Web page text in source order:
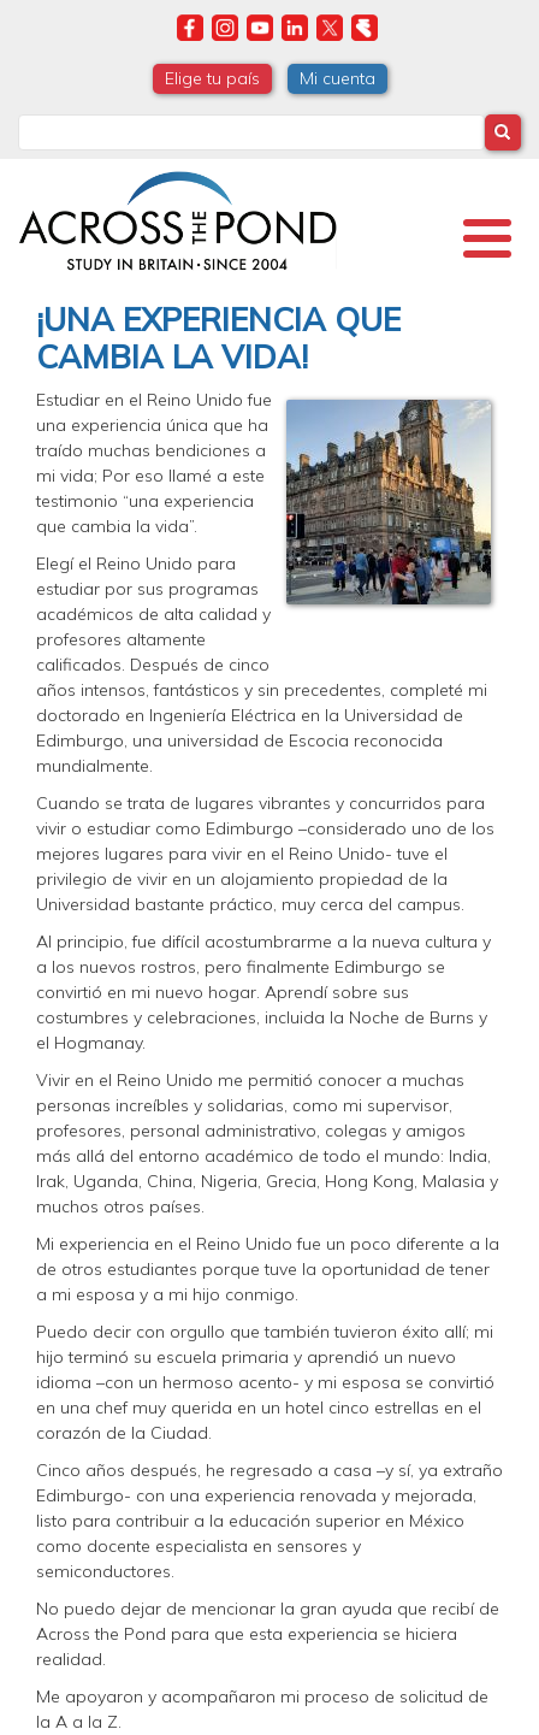
Elige tu país Mi cuenta
¡UNA EXPERIENCIA QUE
CAMBIA LA VIDA!
Estudiar en el Reino Unido fue
una experiencia única que ha
traído muchas bendiciones a
mi vida; Por eso llamé a este
testimonio “una experiencia
que cambia la vida”.
Elegí el Reino Unido para
estudiar por sus programas
académicos de alta calidad y
profesores altamente
calificados. Después de cinco
años intensos, fantásticos y sin precedentes, completé mi
doctorado en Ingeniería Eléctrica en la Universidad de
Edimburgo, una universidad de Escocia reconocida
mundialmente.
Cuando se trata de lugares vibrantes y concurridos para
vivir o estudiar como Edimburgo –considerado uno de los
mejores lugares para vivir en el Reino Unido- tuve el
privilegio de vivir en un alojamiento propiedad de la
Universidad bastante práctico, muy cerca del campus.
Al principio, fue difícil acostumbrarme a la nueva cultura y
a los nuevos rostros, pero finalmente Edimburgo se
convirtió en mi nuevo hogar. Aprendí sobre sus
costumbres y celebraciones, incluida la Noche de Burns y
el Hogmanay.
Vivir en el Reino Unido me permitió conocer a muchas
personas increíbles y solidarias, como mi supervisor,
profesores, personal administrativo, colegas y amigos
más allá del entorno académico de todo el mundo: India,
Irak, Uganda, China, Nigeria, Grecia, Hong Kong, Malasia y
muchos otros países.
Mi experiencia en el Reino Unido fue un poco diferente a la
de otros estudiantes porque tuve la oportunidad de tener
a mi esposa y a mi hijo conmigo.
Puedo decir con orgullo que también tuvieron éxito allí; mi
hijo terminó su escuela primaria y aprendió un nuevo
idioma –con un hermoso acento- y mi esposa se convirtió
en una chef muy querida en un hotel cinco estrellas en el
corazón de la Ciudad.
Cinco años después, he regresado a casa –y sí, ya extraño
Edimburgo- con una experiencia renovada y mejorada,
listo para contribuir a la educación superior en México
como docente especialista en sensores y
semiconductores.
No puedo dejar de mencionar la gran ayuda que recibí de
Across the Pond para que esta experiencia se hiciera
realidad.
Me apoyaron y acompañaron mi proceso de solicitud de
la A a la Z.